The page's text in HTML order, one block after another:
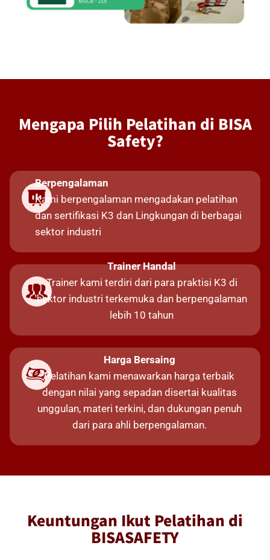
Mengapa Pilih Pelatihan di BISA
Safety?
Berpengalaman
Kami berpengalaman mengadakan pelatihan
dan sertifikasi K3 dan Lingkungan di berbagai
sektor industri
Trainer Handal
Trainer kami terdiri dari para praktisi K3 di
sektor industri terkemuka dan berpengalaman
lebih 10 tahun​
Harga Bersaing
Pelatihan kami menawarkan harga terbaik
dengan nilai yang sepadan disertai kualitas
unggulan, materi terkini, dan dukungan penuh
dari para ahli berpengalaman.
Keuntungan Ikut Pelatihan di
BISASAFETY